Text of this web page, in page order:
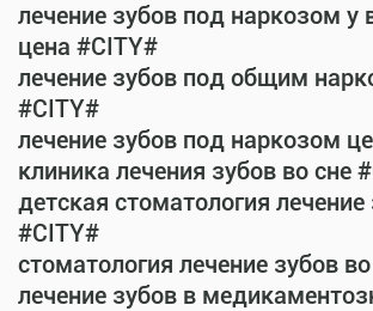
лечение зубов под наркозом у
цена #CITY#
лечение зубов под общим
#CITY#
лечение зубов под наркозом
клиника лечения зубов во сне
детская стоматология лечение
#CITY#
стоматология лечение зубов
лечение зубов в